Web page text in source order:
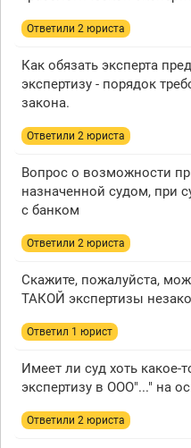
Ответили 2 юристa
Как обязать эксперта
экспертизу - порядок
закона.
Ответили 2 юристa
Вопрос о возможности
назначенной судом, при
с банком
Ответили 2 юристa
Скажите, пожалуйста,
ТАКОЙ экспертизы
Ответил 1 юрист
Имеет ли суд хоть какое-
экспертизу в ООО"..." на
Ответили 2 юристa